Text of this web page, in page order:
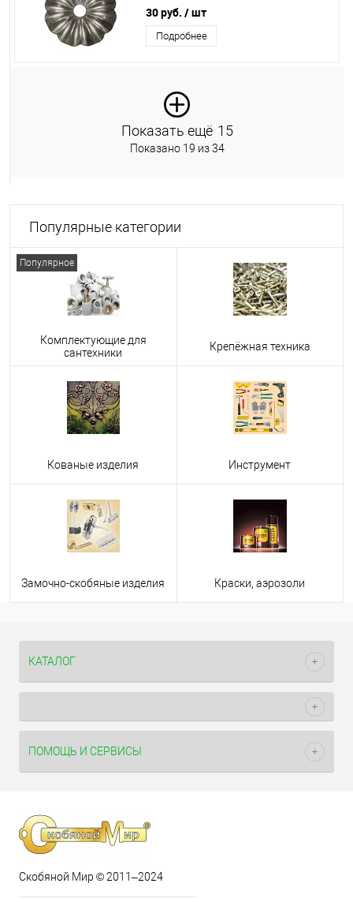
30 руб. / шт
Подробнее
Показать ещё 15
Показано 19 из 34
Популярные категории
Популярное
Комплектующие для
сантехники
Крепёжная техника
Кованые изделия Инструмент
Замочно-скобяные изделия Краски, аэрозоли
КАТАЛОГ
ПОМОЩЬ И СЕРВИСЫ
Скобяной Мир © 2011–2024